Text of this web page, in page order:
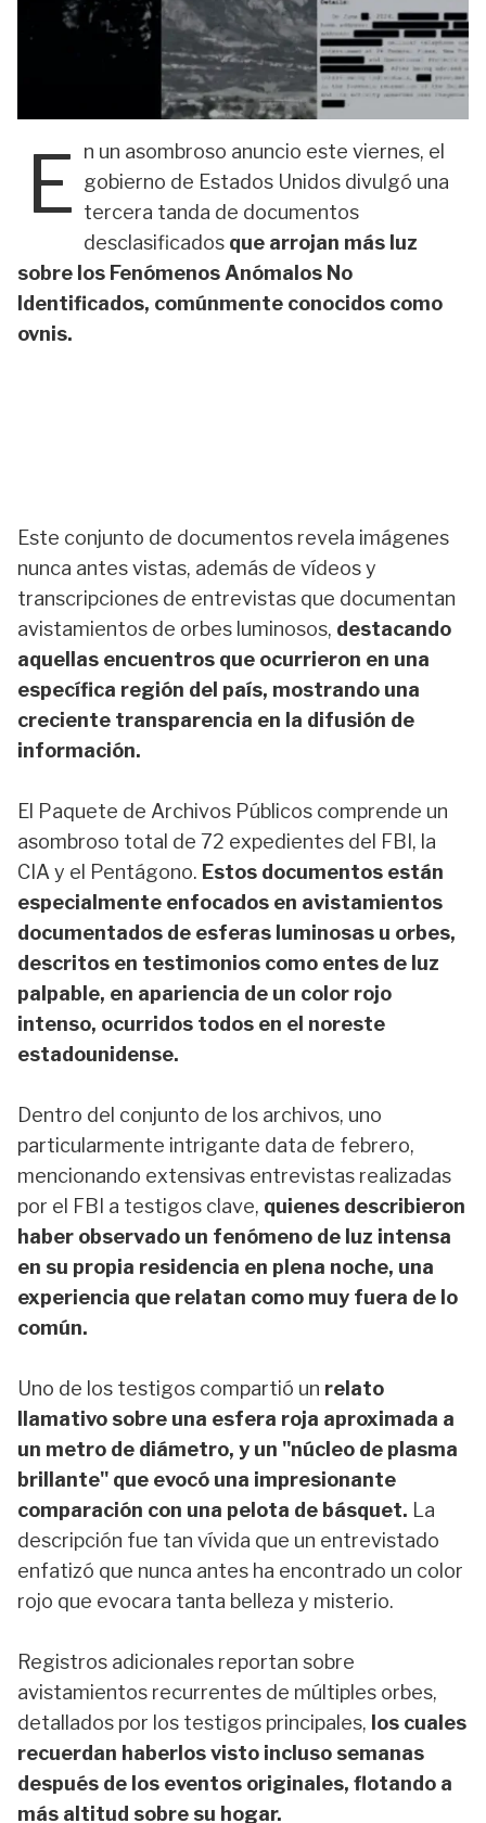
E n un asombroso anuncio este viernes, el
gobierno de Estados Unidos divulgó una
tercera tanda de documentos
desclasificados que arrojan más luz
sobre los Fenómenos Anómalos No
Identificados, comúnmente conocidos como
ovnis.
Este conjunto de documentos revela imágenes
nunca antes vistas, además de vídeos y
transcripciones de entrevistas que documentan
avistamientos de orbes luminosos, destacando
aquellas encuentros que ocurrieron en una
específica región del país, mostrando una
creciente transparencia en la difusión de
información.
El Paquete de Archivos Públicos comprende un
asombroso total de 72 expedientes del FBI, la
CIA y el Pentágono. Estos documentos están
especialmente enfocados en avistamientos
documentados de esferas luminosas u orbes,
descritos en testimonios como entes de luz
palpable, en apariencia de un color rojo
intenso, ocurridos todos en el noreste
estadounidense.
Dentro del conjunto de los archivos, uno
particularmente intrigante data de febrero,
mencionando extensivas entrevistas realizadas
por el FBI a testigos clave, quienes describieron
haber observado un fenómeno de luz intensa
en su propia residencia en plena noche, una
experiencia que relatan como muy fuera de lo
común.
Uno de los testigos compartió un relato
llamativo sobre una esfera roja aproximada a
un metro de diámetro, y un "núcleo de plasma
brillante" que evocó una impresionante
comparación con una pelota de básquet. La
descripción fue tan vívida que un entrevistado
enfatizó que nunca antes ha encontrado un color
rojo que evocara tanta belleza y misterio.
Registros adicionales reportan sobre
avistamientos recurrentes de múltiples orbes,
detallados por los testigos principales, los cuales
recuerdan haberlos visto incluso semanas
después de los eventos originales, flotando a
más altitud sobre su hogar.